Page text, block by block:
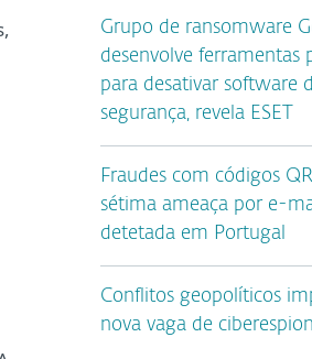
Grupo de ransomware
desenvolve ferramentas
para desativar software
segurança, revela ESET
Fraudes com códigos
sétima ameaça por e-
detetada em Portugal
Conflitos geopolíticos
nova vaga de